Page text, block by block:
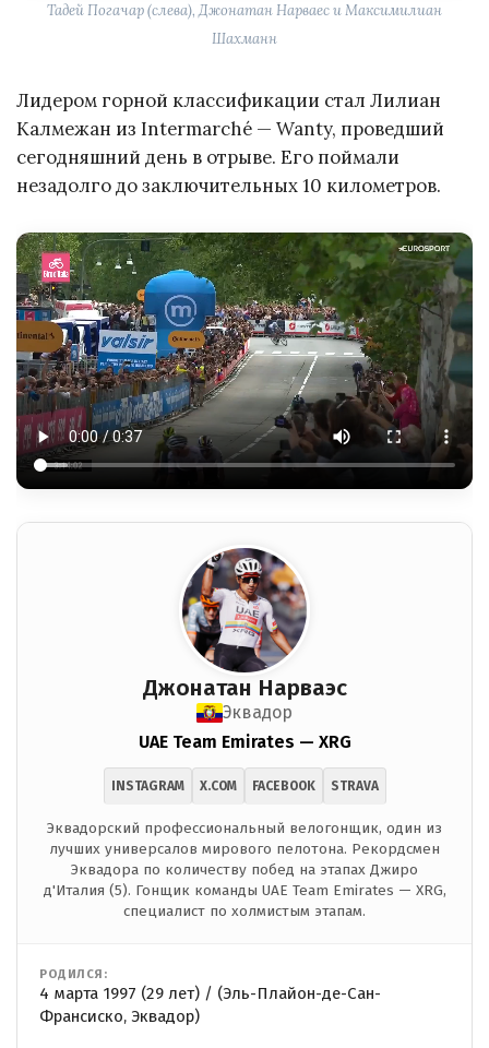
Тадей Погачар (слева), Джонатан Нарваес и Максимилиан
Шахманн
Лидером горной классификации стал Лилиан
Калмежан из Intermarché — Wanty, проведший
сегодняшний день в отрыве. Его поймали
незадолго до заключительных 10 километров.
Джонатан Нарваэс
Эквадор
UAE Team Emirates — XRG
INSTAGRAM X.COM FACEBOOK STRAVA
Эквадорский профессиональный велогонщик, один из
лучших универсалов мирового пелотона. Рекордсмен
Эквадора по количеству побед на этапах Джиро
д'Италия (5). Гонщик команды UAE Team Emirates — XRG,
специалист по холмистым этапам.
РОДИЛСЯ:
4 марта 1997 (29 лет) / (Эль-Плайон-де-Сан-
Франсиско, Эквадор)